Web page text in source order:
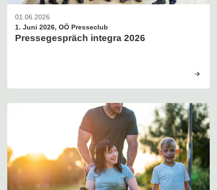
01.06.2026
1. Juni 2026, OÖ Presseclub
Pressegespräch integra 2026